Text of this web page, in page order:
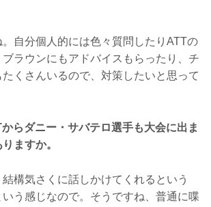
自分個人的には色々質問したりATTの
ラウンにもアドバイスもらったり、チ
くさんいるので、対策したいと思って
らダニー・サバテロ選手も大会に出ま
ますか。
構気さくに話しかけてくれるという
う感じなので。そうですね、普通に喋